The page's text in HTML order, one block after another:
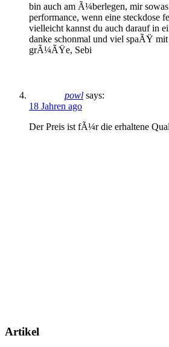
bin auch am Ã¼berlegen, mir
performance, wenn eine steckdose
vielleicht kannst du auch darauf in
danke schonmal und viel spaÃŸ
grÃ¼ÃŸe, Sebi
powl says:
18 Jahren ago
Der Preis ist fÃ¼r die erhaltene
Artikel